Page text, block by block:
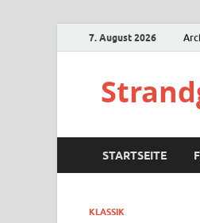
7. August 2026
STARTSEITE
KLASSIK